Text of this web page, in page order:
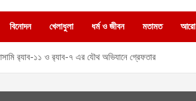
বিনোদন খেলাধুলা ধর্ম ও জীবন মতামত আরো
র‍্যাব-১১ ও র‍্যাব-৭ এর যৌথ অভিযানে গ্রেফতার